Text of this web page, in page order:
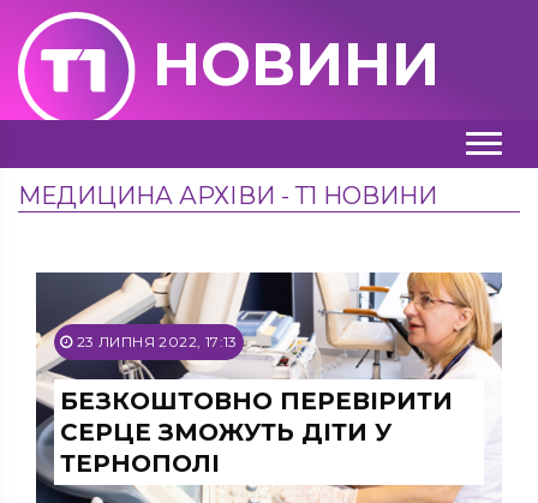
НОВИНИ
МЕДИЦИНА АРХІВИ - Т1 НОВИНИ
23 ЛИПНЯ 2022, 17:13
БЕЗКОШТОВНО ПЕРЕВІРИТИ
СЕРЦЕ ЗМОЖУТЬ ДІТИ У
ТЕРНОПОЛІ